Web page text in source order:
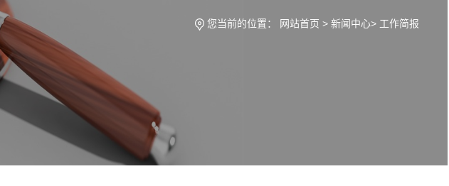
您当前的位置： 网站首页 > 新闻中心> 工作简报